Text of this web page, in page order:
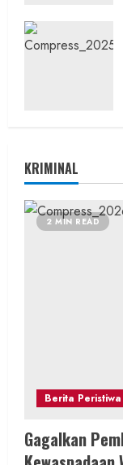
KRIMINAL
2 MIN READ
Berita Peristiwa
Gagalkan